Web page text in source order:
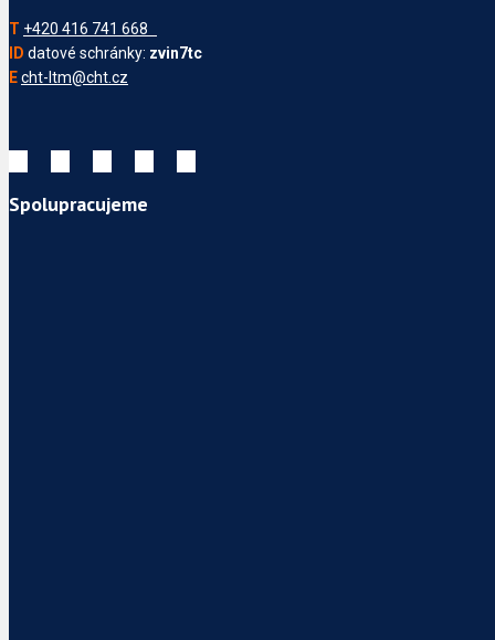
T +420 416 741 668
ID datové schránky: zvin7tc
Echt-ltm@cht.cz
Spolupracujeme